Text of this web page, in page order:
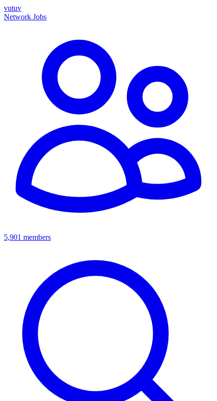
vutuv
Network Jobs
5,901 members